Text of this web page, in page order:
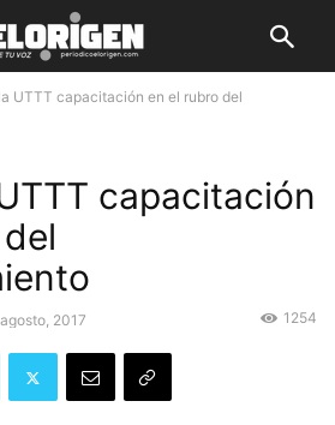
UTTT capacitación en el rubro del
capacitación
2017 1254